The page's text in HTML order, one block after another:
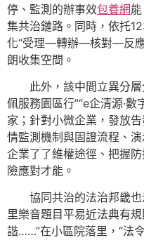
停、監測的辦事效包養網
集共治鏈路。同時，依托
化“受理—轉辦—核對—反應
朗收集空間。
此外，該中間立異分
佩服務園區行”“e企清源·
家；針對小微企業，發放
情監測機制與固證流程、
企業了了維權途徑、把握
險應對才能。
協同共治的法治邦畿
里樂音題目平易近法典有
諧……”在小區院落里，“法